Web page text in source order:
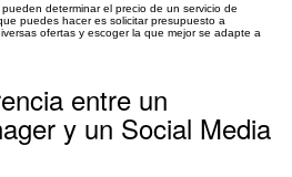
determinar el precio de un servicio de
puedes hacer es solicitar presupuesto a
ofertas y escoger la que mejor se adapte a
entre un
y un Social Media